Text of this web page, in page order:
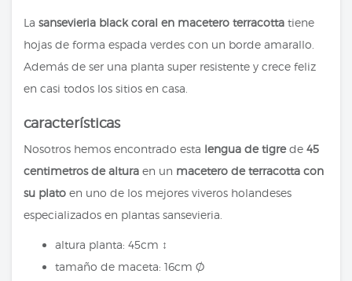
La sansevieria black coral en macetero terracotta tiene
hojas de forma espada verdes con un borde amarallo.
Además de ser una planta super resistente y crece feliz
en casi todos los sitios en casa.
características
Nosotros hemos encontrado esta lengua de tigrede 45
centimetros de altura en un macetero de terracotta con
su plato en uno de los mejores viveros holandeses
especializados en plantas sansevieria.
altura planta: 45cm ↕
tamaño de maceta: 16cm Ø